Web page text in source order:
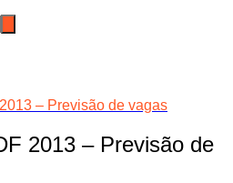
– Previsão de vagas
2013 – Previsão de